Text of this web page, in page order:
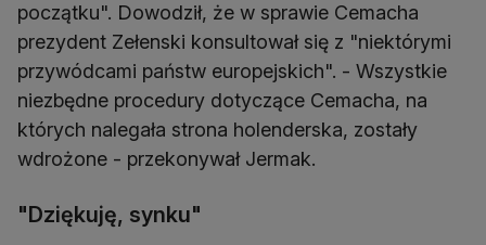
początku". Dowodził, że w sprawie Cemacha
prezydent Zełenski konsultował się z "niektórymi
przywódcami państw europejskich". - Wszystkie
niezbędne procedury dotyczące Cemacha, na
których nalegała strona holenderska, zostały
wdrożone - przekonywał Jermak.
"Dziękuję, synku"